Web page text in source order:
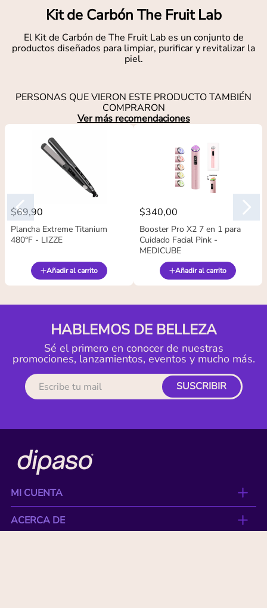
Kit de Carbón The Fruit Lab
El Kit de Carbón de The Fruit Lab es un conjunto de
productos diseñados para limpiar, purificar y revitalizar la
piel.
PERSONAS QUE VIERON ESTE PRODUCTO TAMBIÉN
COMPRARON
Ver más recomendaciones
$69,90
Plancha Extreme Titanium
480°F - LIZZE
Añadir al carrito
$340,00
Booster Pro X2 7 en 1 para
Cuidado Facial Pink -
MEDICUBE
Añadir al carrito
HABLEMOS DE BELLEZA
Sé el primero en conocer de nuestras
promociones, lanzamientos, eventos y mucho más.
SUSCRIBIR
MI CUENTA
ACERCA DE